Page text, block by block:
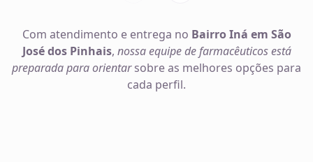
Com atendimento e entrega no Bairro Iná em São
José dos Pinhais, nossa equipe de farmacêuticos está
preparada para orientarsobre as melhores opções para
cada perfil.